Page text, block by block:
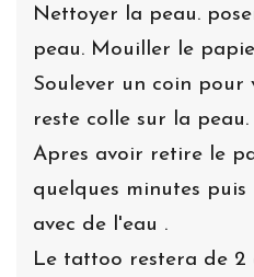
Nettoyer la peau.
peau. Mouiller le
Soulever un coin
reste colle sur la peau.
Apres avoir retire le
quelques minutes
avec de l'eau .
Le tattoo restera de 2